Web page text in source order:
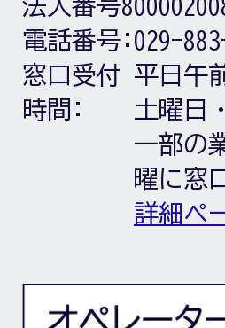
法人番号
電話番号: 029-
窓口受付
時間:
平日午
土曜日
一部の
曜に窓
詳細ペ